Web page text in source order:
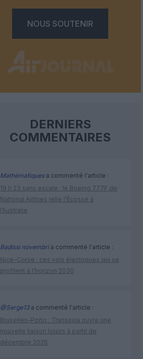
NOUS SOUTENIR
DERNIERS
COMMENTAIRES
Mathématiquesa commenté l'article :
19 h 23 sans escale : le Boeing 777F de
National Airlines relie l’Écosse à
l’Australie
Badissi novembria commenté l'article :
Nice–Corse : ces vols électriques qui se
profilent à l’horizon 2030
@Serge13a commenté l'article :
Bruxelles–Porto : Transavia ouvre une
nouvelle liaison loisirs à partir de
décembre 2026